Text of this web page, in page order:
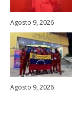
Agosto 9, 2026
Agosto 9, 2026